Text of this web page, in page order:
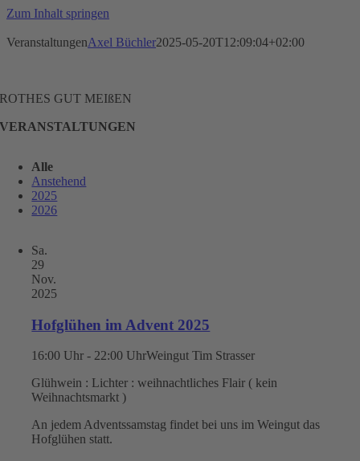
Zum Inhalt springen
VeranstaltungenAxel Büchler2025-05-20T12:09:04+02:00
ROTHES GUT MEIßEN
VERANSTALTUNGEN
Alle
Anstehend
2025
2026
Sa.
29
Nov.
2025
Hofglühen im Advent 2025
16:00 Uhr - 22:00 UhrWeingut Tim Strasser
Glühwein : Lichter : weihnachtliches Flair ( kein
Weihnachtsmarkt )
An jedem Adventssamstag findet bei uns im Weingut das
Hofglühen statt.